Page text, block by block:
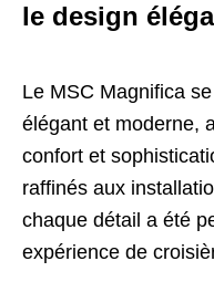
le design
Le MSC Magnifica
élégant et moderne,
confort et
raffinés aux
chaque détail a été
expérience de